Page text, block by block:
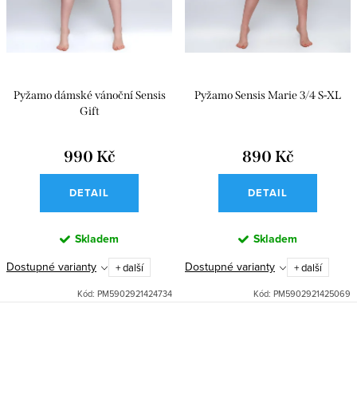
Pyžamo dámské vánoční Sensis
Gift
990 Kč
DETAIL
Skladem
Dostupné varianty + další
Kód: PM5902921424734
Pyžamo Sensis Marie 3/4 S-XL
890 Kč
DETAIL
Skladem
Dostupné varianty + další
Kód: PM5902921425069